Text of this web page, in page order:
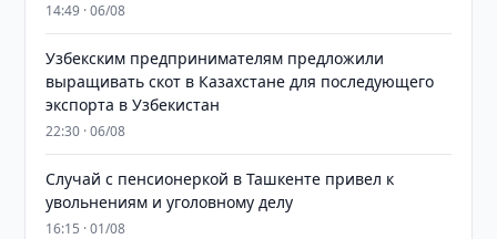
14:49 · 06/08
Узбекским предпринимателям предложили
выращивать скот в Казахстане для последующего
экспорта в Узбекистан
22:30 · 06/08
Случай с пенсионеркой в Ташкенте привел к
увольнениям и уголовному делу
16:15 · 01/08